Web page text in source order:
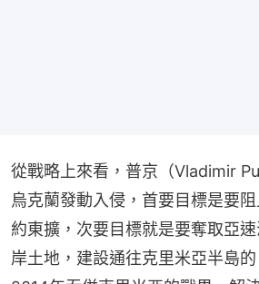
從戰略上來看，普京（Vladimir
烏克蘭發動入侵，首要目標是要
約東擴，次要目標就是要奪取亞
岸土地，建設通往克里米亞半島